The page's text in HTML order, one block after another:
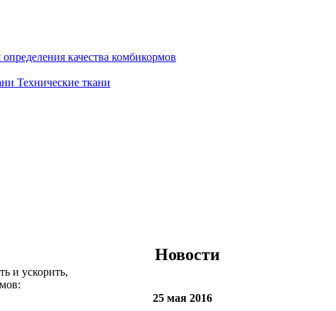
качества комбикормов
Технические ткани
и ускорить,
Новости
25 мая 2016